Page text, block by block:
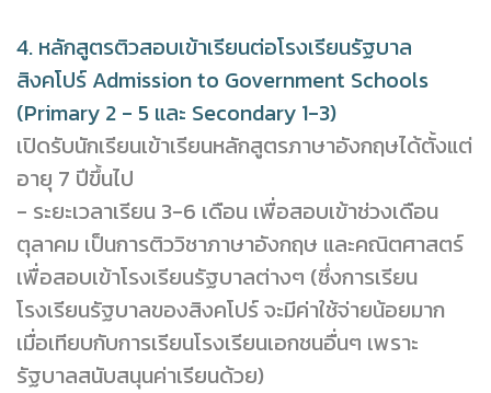
4. หลักสูตรติวสอบเข้าเรียนต่อโรงเรียนรัฐบาล
สิงคโปร์ Admission to Government Schools
(Primary 2 - 5 และ Secondary 1-3)
เปิดรับนักเรียนเข้าเรียนหลักสูตรภาษาอังกฤษได้ตั้งแต่
อายุ 7 ปีขึ้นไป
- ระยะเวลาเรียน 3-6 เดือน เพื่อสอบเข้าช่วงเดือน
ตุลาคม เป็นการติววิชาภาษาอังกฤษ และคณิตศาสตร์
เพื่อสอบเข้าโรงเรียนรัฐบาลต่างๆ (ซึ่งการเรียน
โรงเรียนรัฐบาลของสิงคโปร์ จะมีค่าใช้จ่ายน้อยมาก
เมื่อเทียบกับการเรียนโรงเรียนเอกชนอื่นๆ เพราะ
รัฐบาลสนับสนุนค่าเรียนด้วย)